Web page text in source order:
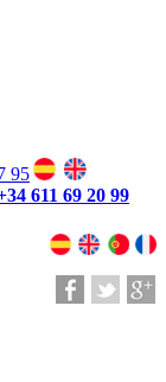
95
611 69 20 99